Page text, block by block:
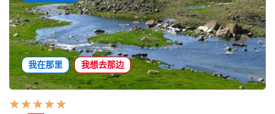
我在那里 我想去那边